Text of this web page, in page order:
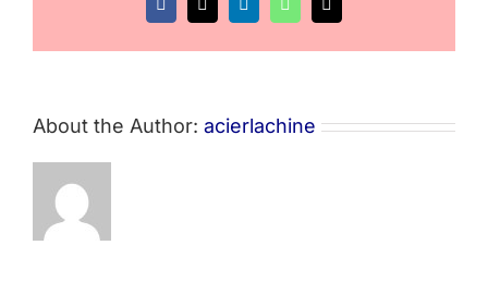
Facebook
X LinkedInWhatsApp
Email
About the Author: acierlachine